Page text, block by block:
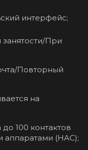
интерфейс;
При
Повторный
на
100 контактов
аппаратами (HAC);